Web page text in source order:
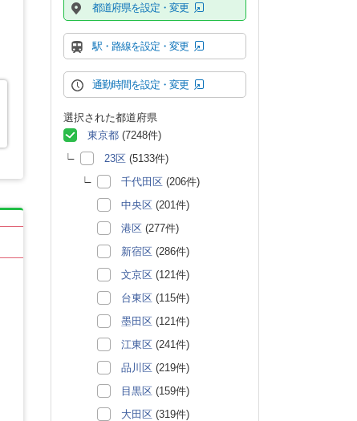
都道府県を設定・変更
駅・路線を設定・変更
通勤時間を設定・変更
選択された都道府県
東京都 (7248件)
23区 (5133件)
千代田区 (206件)
中央区 (201件)
港区 (277件)
新宿区 (286件)
文京区 (121件)
台東区 (115件)
墨田区 (121件)
江東区 (241件)
品川区 (219件)
目黒区 (159件)
大田区 (319件)